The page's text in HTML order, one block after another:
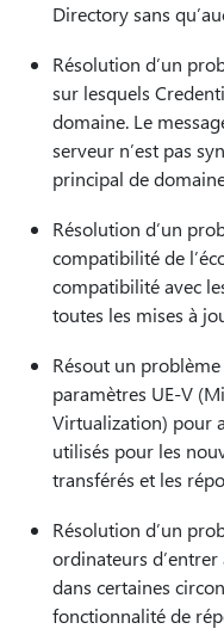
Directory sans
Résolution d’un
sur lesquels
domaine. Le
serveur n’est pas
principal de
Résolution d’un
compatibilité de
compatibilité avec
toutes les mises à
Résout un
paramètres UE-V
Virtualization) pour
utilisés pour les
transférés et les
Résolution d’un
ordinateurs
dans certaines
fonctionnalité de